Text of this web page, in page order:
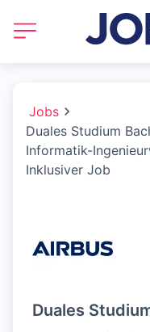
Jobs
Duales Studium
Informatik-
Inklusiver Job
Duales